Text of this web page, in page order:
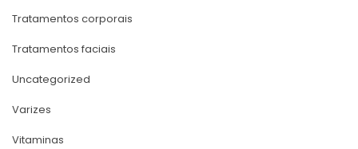
Tratamentos corporai
Tratamentos faciai
Uncategorized
Varize
Vitamina